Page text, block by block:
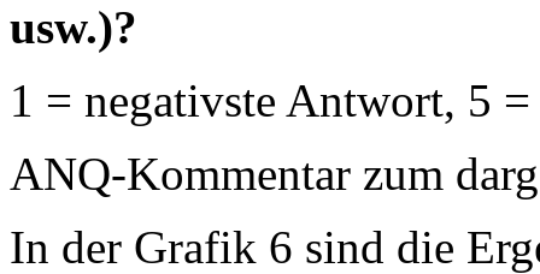
usw.)?
1 = negativste Antwort, 5
ANQ-Kommentar zum
In der Grafik 6 sind die